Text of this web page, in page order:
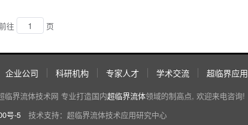
往 页
企业公司 科研机构 专家人才 学术交流 超临界应用
界流体技术网 专业打造国内超临界流体领域的制高点, 欢迎来电咨询!
号-5
技术支持：超临界流体技术应用研究中心